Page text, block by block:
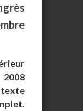
texte